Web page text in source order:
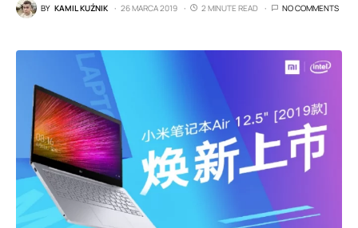
BY KAMIL KUŹNIK 26 MARCA 2019 2 MINUTE READ NO COMMENTS